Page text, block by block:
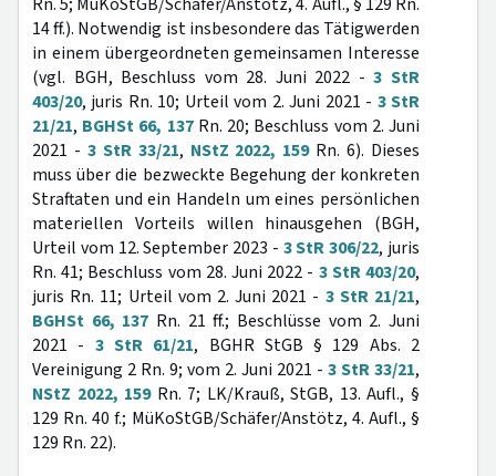
14 ff.). Notwendig ist insbesondere das Tätigwerden
in einem übergeordneten gemeinsamen Interesse
(vgl. BGH, Beschluss vom 28. Juni 2022 -3 StR
403/20, juris Rn. 10; Urteil vom 2. Juni 2021 - 3 StR
21/21, BGHSt 66, 137Rn. 20; Beschluss vom 2. Juni
2021 - 3 StR 33/21, NStZ 2022, 159Rn. 6). Dieses
muss über die bezweckte Begehung der konkreten
Straftaten und ein Handeln um eines persönlichen
materiellen Vorteils willen hinausgehen (BGH,
Urteil vom 12. September 2023 - 3 StR 306/22, juris
Rn. 41; Beschluss vom 28. Juni 2022 - 3 StR 403/20,
juris Rn. 11; Urteil vom 2. Juni 2021 - 3 StR 21/21,
BGHSt 66, 137 Rn. 21 ff.; Beschlüsse vom 2. Juni
2021 - 3 StR 61/21, BGHR StGB § 129 Abs. 2
Vereinigung 2 Rn. 9; vom 2. Juni 2021 - 3 StR 33/21,
NStZ 2022, 159Rn. 7; LK/Krauß, StGB, 13. Aufl., §
129 Rn. 40 f.; MüKoStGB/Schäfer/Anstötz, 4. Aufl., §
129 Rn. 22).